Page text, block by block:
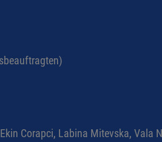
Corapci, Labina Mitevska,